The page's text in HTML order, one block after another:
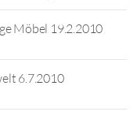
Möbel 19.2.2010
6.7.2010